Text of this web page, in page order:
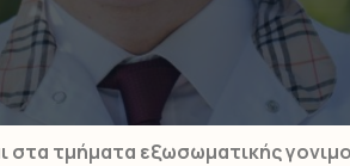
τμήματα εξωσωματικής